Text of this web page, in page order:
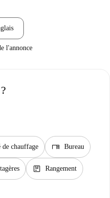
l'annonce
de chauffage desk Bureau
package Rangement